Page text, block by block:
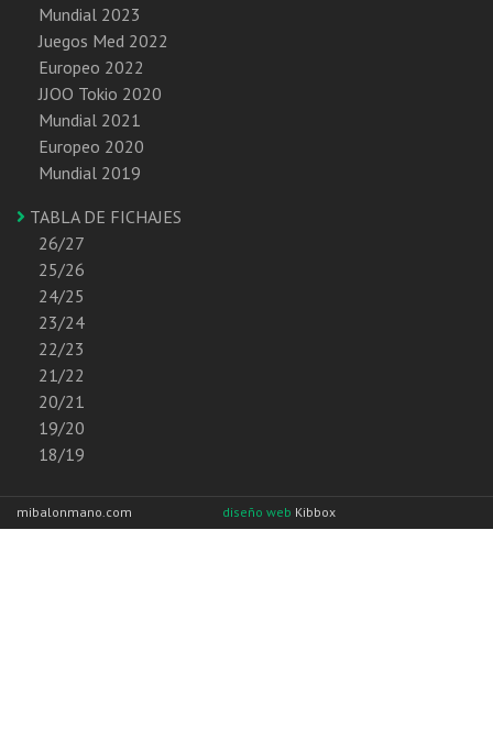
Mundial 2023
Juegos Med 2022
Europeo 2022
JJOO Tokio 2020
Mundial 2021
Europeo 2020
Mundial 2019
TABLA DE FICHAJES
26/27
25/26
24/25
23/24
22/23
21/22
20/21
19/20
18/19
mibalonmano.com diseño web Kibbox